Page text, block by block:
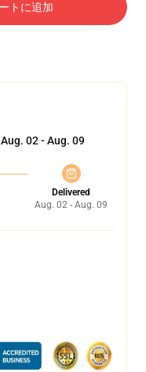
トに追加
Aug. 02 - Aug. 09
Delivered
Aug. 02 - Aug. 09